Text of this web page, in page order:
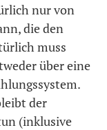
nur von
die den
muss
über eine
der
(inklusive